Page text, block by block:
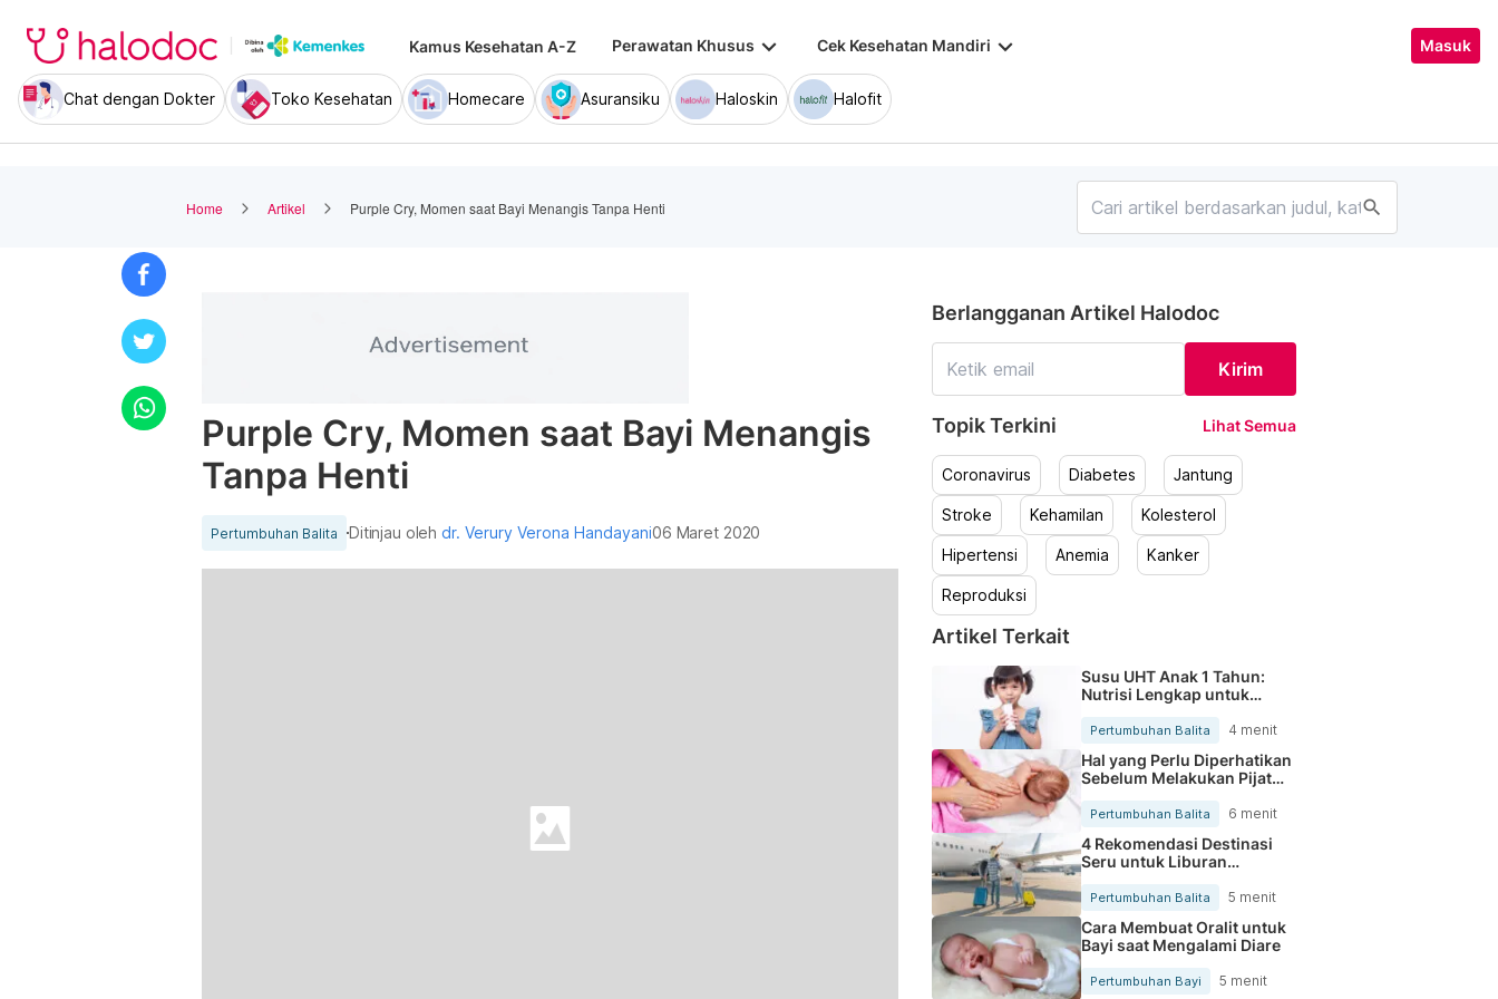
Kamus Kesehatan A-Z Perawatan Khusus keyboard_arrow_down Cek Kesehatan Mandiri keyboard_arrow_down Masuk
Chat dengan Dokter Toko Kesehatan Homecare Asuransiku Haloskin Halofit
Home Artikel Purple Cry, Momen saat Bayi Menangis Tanpa Henti search
Purple Cry, Momen saat Bayi Menangis
Tanpa Henti
Pertumbuhan Balita Ditinjau olehdr. Verury Verona Handayani06 Maret 2020
Berlangganan Artikel Halodoc
Kirim
Topik Terkini Lihat Semua
Coronavirus Diabetes Jantung
Stroke Kehamilan Kolesterol
Hipertensi Anemia Kanker
Reproduksi
Artikel Terkait
Susu UHT Anak 1 Tahun:
Nutrisi Lengkap untuk
Pertumbuhan Balita 4 menit
Hal yang Perlu Diperhatikan
Sebelum Melakukan Pijat
Pertumbuhan Balita 6 menit
4 Rekomendasi Destinasi
Seru untuk Liburan
bersama Balita
Pertumbuhan Balita 5 menit
Cara Membuat Oralit untuk
Bayi saat Mengalami Diare
Pertumbuhan Bayi 5 menit